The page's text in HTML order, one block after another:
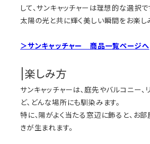
して、サンキャッチャーは理想的な選択で
太陽の光と共に輝く美しい瞬間をお楽し
＞サンキャッチャー 商品一覧ページへ
|楽しみ方
サンキャッチャーは、庭先やバルコニー、
ど、どんな場所にも馴染みます。
特に、陽がよく当たる窓辺に飾ると、お
きが生まれます。